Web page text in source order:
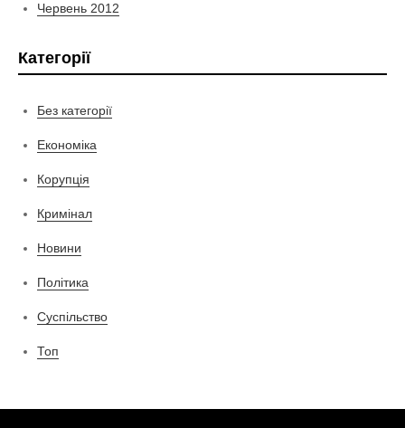
Червень 2012
Категорії
Без категорії
Економіка
Корупція
Кримінал
Новини
Політика
Суспільство
Топ